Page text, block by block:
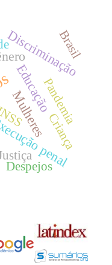
Mulheres
penal
Educação
Discriminação
Pandemia
Brasil
Criança
Despejos